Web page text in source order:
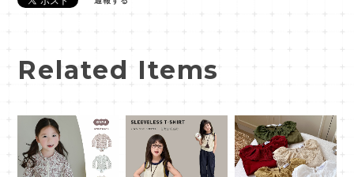
Related Items